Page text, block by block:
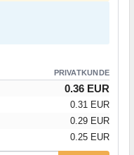
PRIVATKUNDE
0.36 EUR
0.31 EUR
0.29 EUR
0.25 EUR